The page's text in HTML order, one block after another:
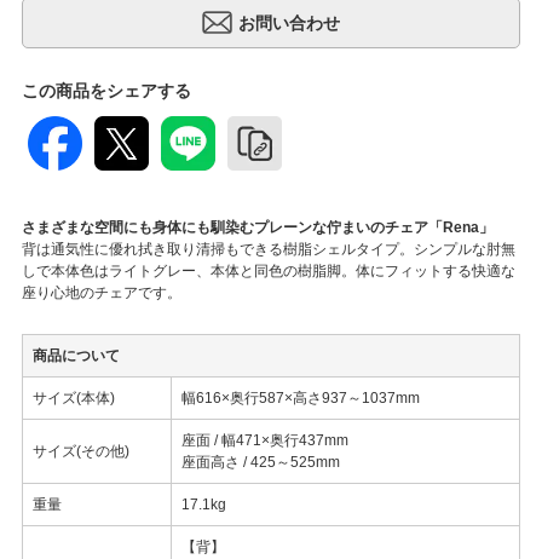
この商品をシェアする
さまざまな空間にも身体にも馴染むプレーンな佇まいのチェア「Rena」
背は通気性に優れ拭き取り清掃もできる樹脂シェルタイプ。シンプルな肘無
しで本体色はライトグレー、本体と同色の樹脂脚。体にフィットする快適な
座り心地のチェアです。
商品について
サイズ(本体) 幅616×奥行587×高さ937～1037mm
サイズ(その他)
座面 / 幅471×奥行437mm
座面高さ / 425～525mm
重量 17.1kg
【背】